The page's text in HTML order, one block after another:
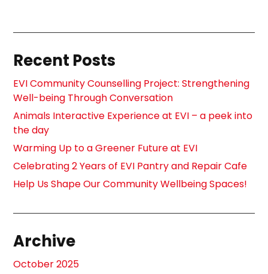
Recent Posts
EVI Community Counselling Project: Strengthening
Well-being Through Conversation
Animals Interactive Experience at EVI – a peek into
the day
Warming Up to a Greener Future at EVI
Celebrating 2 Years of EVI Pantry and Repair Cafe
Help Us Shape Our Community Wellbeing Spaces!
Archive
October 2025